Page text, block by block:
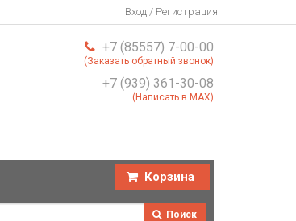
Вход / Регистрация
+7 (85557) 7-00-00
(Заказать обратный звонок)
+7 (939) 361-30-08
(Написать в MAX)
Корзина
Поиск